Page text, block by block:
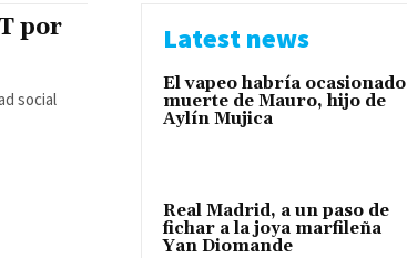
por
social
Latest news
El vapeo habría ocasionado
muerte de Mauro, hijo de
Aylín Mujica
Real Madrid, a un paso de
fichar a la joya marfileña
Yan Diomande